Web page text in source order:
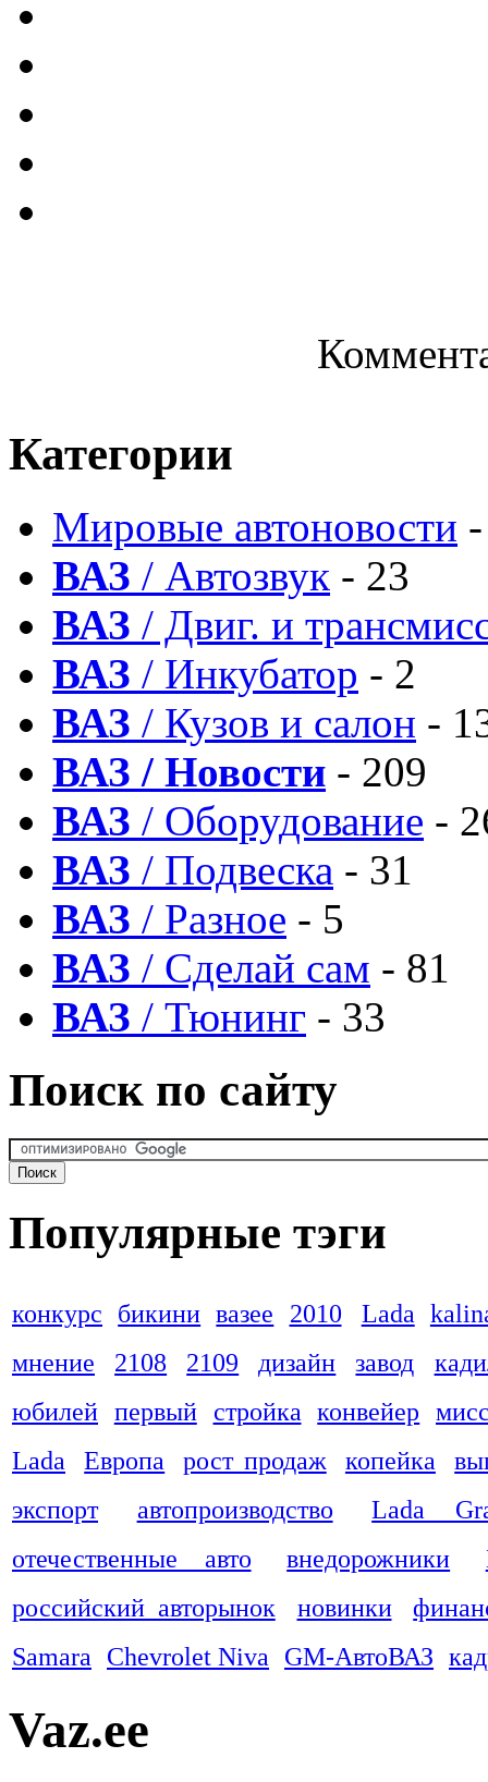
Категории
Мировые автоновости
ВАЗ / Автозвук - 23
ВАЗ / Двиг. и
ВАЗ / Инкубатор - 2
ВАЗ / Кузов и салон -
ВАЗ / Новости - 209
ВАЗ / Оборудование -
ВАЗ / Подвеска - 31
ВАЗ / Разное - 5
ВАЗ / Сделай сам - 81
ВАЗ / Тюнинг - 33
Поиск по сайту
Популярные тэги
конкурс бикини вазее 2010 Lada
мнение
2108 2109 дизайн завод
юбилей первый стройка конвейер
Lada
Европа рост продаж копейка
экспорт
автопроизводство
Lada
отечественные авто
внедорожники
российский авторынок
новинки
Samara
Chevrolet Niva GM-АвтоВАЗ
Vaz.ee